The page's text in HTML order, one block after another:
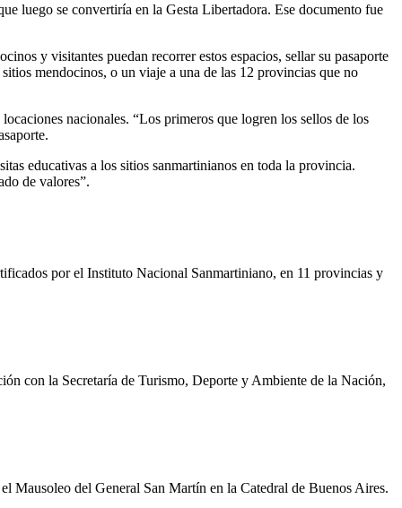
luego se convertiría en la Gesta Libertadora. Ese documento fue
y visitantes puedan recorrer estos espacios, sellar su pasaporte
mendocinos, o un viaje a una de las 12 provincias que no
nacionales. “Los primeros que logren los sellos de los
educativas a los sitios sanmartinianos en toda la provincia.
de valores”.
por el Instituto Nacional Sanmartiniano, en 11 provincias y
con la Secretaría de Turismo, Deporte y Ambiente de la Nación,
Mausoleo del General San Martín en la Catedral de Buenos Aires.